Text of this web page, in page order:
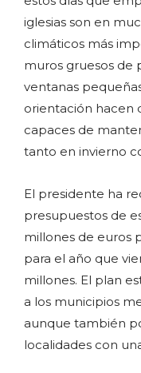
iglesias son en
climáticos más
muros gruesos de
ventanas
orientación hacen
capaces de
tanto en invierno
El presidente ha
presupuestos de
millones de euros
para el año que
millones. El plan
a los municipios
aunque también
localidades con